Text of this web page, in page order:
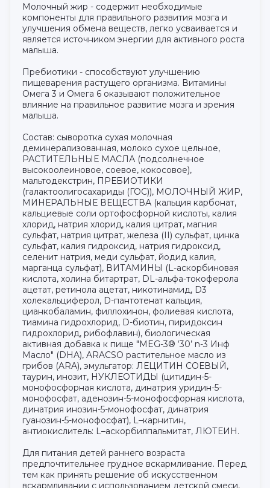
Молочный жир - содержит необходимые
компоненты для правильного развития мозга и
улучшения обмена веществ, легко усваивается и
является источником энергии для активного роста
малыша.
Пребиотики - способствуют улучшению
пищеварения растущего организма. Витамины
Омега 3 и Омега 6 оказывают положительное
влияние на правильное развитие мозга и зрения
малыша.
Состав: сыворотка сухая молочная
деминерализованная, молоко сухое цельное,
РАСТИТЕЛЬНЫЕ МАСЛА (подсолнечное
высокоолеиновое, соевое, кокосовое),
мальтодекстрин, ПРЕБИОТИКИ
(галактоолигосахариды (ГОС)), МОЛОЧНЫЙ ЖИР,
МИНЕРАЛЬНЫЕ ВЕЩЕСТВА (кальция карбонат,
кальциевые соли ортофосфорной кислоты, калия
хлорид, натрия хлорид, калия цитрат, магния
сульфат, натрия цитрат, железа (II) сульфат, цинка
сульфат, калия гидроксид, натрия гидроксид,
селенит натрия, меди сульфат, йодид калия,
марганца сульфат), ВИТАМИНЫ (L-аскорбиновая
кислота, холина битартрат, DL-альфа-токоферола
ацетат, ретинола ацетат, никотинамид, D3
холекальциферол, D-пантотенат кальция,
цианкобаламин, филлохинон, фолиевая кислота,
тиамина гидрохлорид, D-биотин, пиридоксин
гидрохлорид, рибофлавин), биологическая
активная добавка к пище "MEG-3® ‘30’ n-3 Инф
Масло" (DHA), ARACSO растительное масло из
грибов (ARA), эмульгатор: ЛЕЦИТИН СОЕВЫЙ,
таурин, инозит, НУКЛЕОТИДЫ (цитидин-5-
монофосфорная кислота, динатрия уридин-5-
монофосфат, аденозин-5-монофосфорная кислота,
динатрия инозин-5-монофосфат, динатрия
гуанозин-5-монофосфат), L–карнитин,
антиокислитель: L–аскорбилпальмитат, ЛЮТЕИН.
Для питания детей раннего возраста
предпочтительнее грудное вскармливание. Перед
тем как принять решение об искусственном
вскармливании с использованием детской смеси,